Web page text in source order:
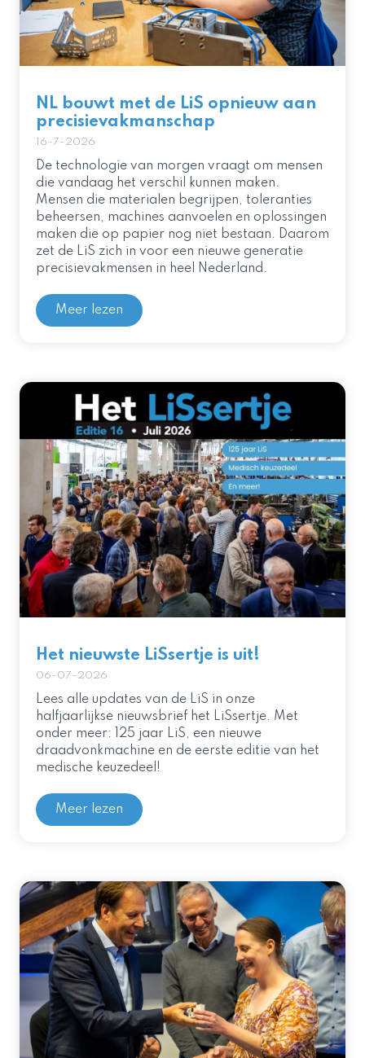
NL bouwt met de LiS opnieuw aan
precisievakmanschap
16-7-2026
De technologie van morgen vraagt om mensen
die vandaag het verschil kunnen maken.
Mensen die materialen begrijpen, toleranties
beheersen, machines aanvoelen en oplossingen
maken die op papier nog niet bestaan. Daarom
zet de LiS zich in voor een nieuwe generatie
precisievakmensen in heel Nederland.
Meer lezen
Het nieuwste LiSsertje is uit!
06-07-2026
Lees alle updates van de LiS in onze
halfjaarlijkse nieuwsbrief het LiSsertje. Met
onder meer: 125 jaar LiS, een nieuwe
draadvonkmachine en de eerste editie van het
medische keuzedeel!
Meer lezen